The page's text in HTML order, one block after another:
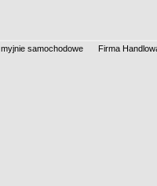
myjnie samochodowe Firma